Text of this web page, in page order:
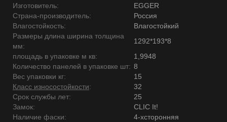
Изготовитель:
EGGER
Страна-производитель:
Россия
Влагостойкость:
Влагостойкий
Размеры длина ширина толщина
мм:
1292*193*8
площадь в упаковке м кв:
1,9948
Количество панелей в упаковке шт: 8
Вес упаковки кг:
15
Класс износостойкости:
32
Срок службы лет:
25
Замок:
CLIC It!
Наличие фаски:
4-хсторонняя